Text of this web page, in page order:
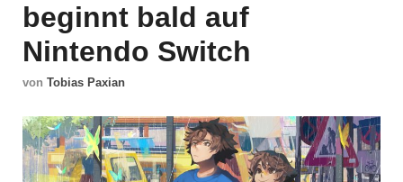
beginnt bald auf
Nintendo Switch
von Tobias Paxian